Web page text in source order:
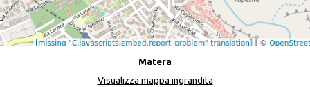
Matera
Visualizza mappa ingrandita